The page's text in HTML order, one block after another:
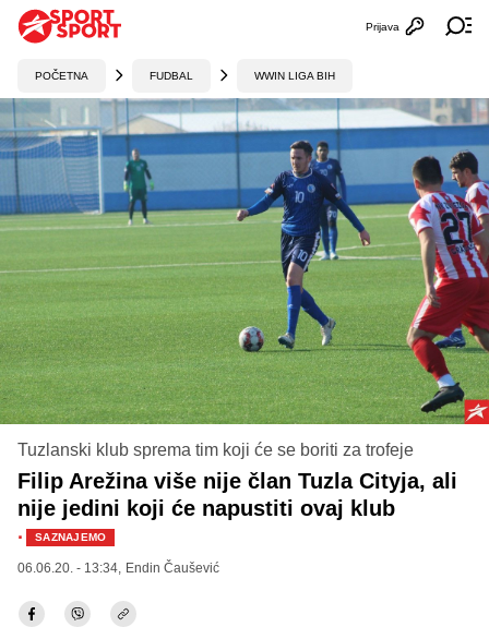
Otvori
Prijava
POČETNA FUDBAL WWIN LIGA BIH
Tuzlanski klub sprema tim koji će se boriti za trofeje
Filip Arežina više nije član Tuzla Cityja, ali
nije jedini koji će napustiti ovaj klub
· SAZNAJEMO
06.06.20. - 13:34, Endin Čaušević